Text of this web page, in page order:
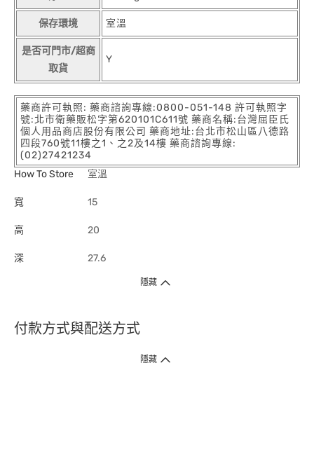
保存環境 室溫
是否可門市/超商
取貨
Y
藥商許可執照: 藥商諮詢專線:0800-051-148 許可執照字
號:北市衛藥販松字第620101C611號 藥商名稱:台灣屈臣氏
個人用品商店股份有限公司 藥商地址:台北市松山區八德路
四段760號11樓之1、之2及14樓 藥商諮詢專線:
(02)27421234
How To Store
室溫
寬 15
高 20
深 27.6
隱藏
付款方式與配送方式
隱藏